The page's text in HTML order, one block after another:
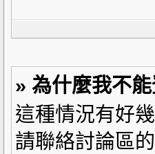
» 為什麼我不
這種情況有好
請聯絡討論區